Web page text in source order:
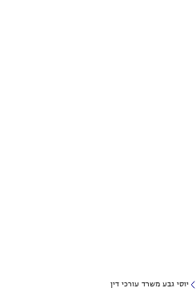
יוסי גבע משרד עורכי דין